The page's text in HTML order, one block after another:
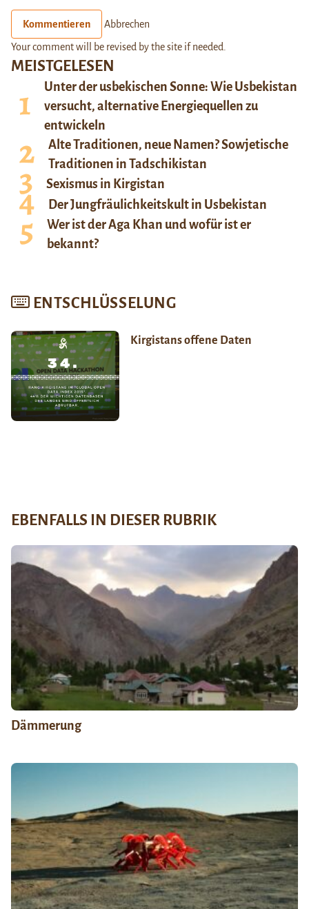
MEISTGELESEN
Unter der usbekischen Sonne: Wie Usbekistan
versucht, alternative Energiequellen zu
entwickeln
Alte Traditionen, neue Namen? Sowjetische
Traditionen in Tadschikistan
Sexismus in Kirgistan
Der Jungfräulichkeitskult in Usbekistan
Wer ist der Aga Khan und wofür ist er
bekannt?
ENTSCHLÜSSELUNG
Kirgistans offene Daten
Kommentieren Abbrechen
Your comment will be revised by the site if needed.
EBENFALLS IN DIESER RUBRIK
Dämmerung